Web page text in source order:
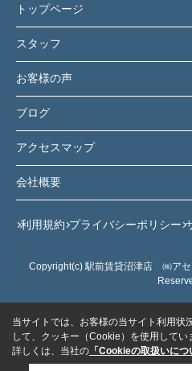
トップページ
スタッフ
お客様の声
ブログ
アクセスマップ
会社概要
利用規約 プライバシーポリシー
Copyright(c) 駅前賃貸沼津店 ㈱ア
当サイトでは、お客様の当サイト利用状
して、クッキー（Cookie）を使用してい
詳しくは、当社の 「Cookieの取扱いにつ